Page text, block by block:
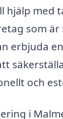
hjälp med
som är
erbjuda
och
i